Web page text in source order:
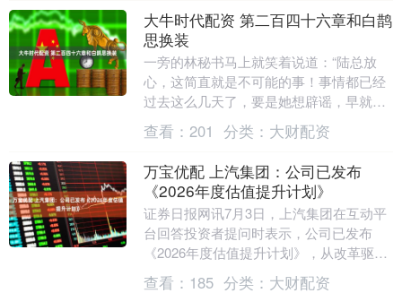
大牛时代配资 第二百四十六章和白鹊
思换装
一旁的林秘书马上就笑着说道：“陆总放
心，这简直就是不可能的事！事情都已经
过去这么几天了，要是她想辟谣，早就已
经出来辟谣了。她显然就是心虚，所以不
敢正面出来回应。....
查看： 201 分类： 大财配资
万宝优配 上汽集团：公司已发布
《2026年度估值提升计划》
证券日报网讯7月3日，上汽集团在互动平
台回答投资者提问时表示，公司已发布
《2026年度估值提升计划》，从改革驱
动、创新提质、治理增效三方面深化工作
查看： 185 分类： 大财配资